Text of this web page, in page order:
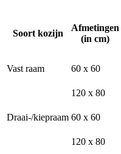
Soort kozijn
Afmetingen
(in cm)
Vast raam 60 x 60
120 x 80
Draai-/kiepraam 60 x 60
120 x 80